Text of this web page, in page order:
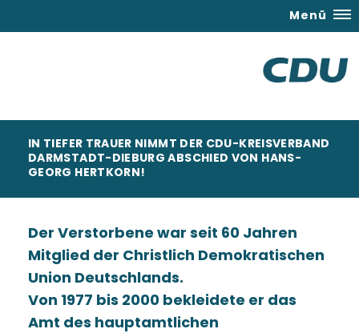
Menü
IN TIEFER TRAUER NIMMT DER CDU-KREISVERBAND
DARMSTADT-DIEBURG ABSCHIED VON HANS-
GEORG HERTKORN!
Der Verstorbene war seit 60 Jahren
Mitglied der Christlich Demokratischen
Union Deutschlands.
Von 1977 bis 2000 bekleidete er das
Amt des hauptamtlichen